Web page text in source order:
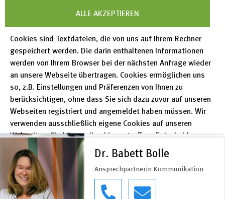
ALLE AKZEPTIEREN
Cookies sind Textdateien, die von uns auf Ihrem Rechner
gespeichert werden. Die darin enthaltenen Informationen
werden von Ihrem Browser bei der nächsten Anfrage wieder
an unsere Webseite übertragen. Cookies ermöglichen uns
so, z.B. Einstellungen und Präferenzen von Ihnen zu
berücksichtigen, ohne dass Sie sich dazu zuvor auf unseren
Webseiten registriert und angemeldet haben müssen. Wir
verwenden ausschließlich eigene Cookies auf unseren
Webseiten. Sie können Ihre hier getroffene Entscheidung
unter "Einstellungen" jederzeit ändern und somit auch eine
erteilte Einwilligung für die Zukunft widerrufen.
Datenschutzerklärung
Impressum
Pressekontakte
Dr. Babett Bolle
Ansprechpartnerin Kommunikation